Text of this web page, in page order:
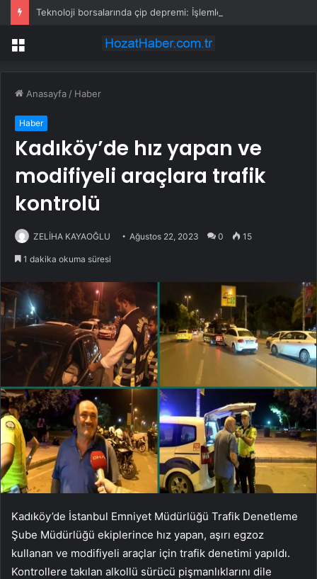
Menü
Anasayfa / Haber
Haber
Kadıköy’de hız yapan ve
modifiyeli araçlara trafik
kontrolü
ZELİHA KAYAOĞLU Ağustos 22, 2023 0 15
1 dakika okuma süresi
Kadıköy’de İstanbul Emniyet Müdürlüğü Trafik Denetleme
Şube Müdürlüğü ekiplerince hız yapan, aşırı egzoz
kullanan ve modifiyeli araçlar için trafik denetimi yapıldı.
Kontrollere takılan alkollü sürücü pişmanlıklarını dile